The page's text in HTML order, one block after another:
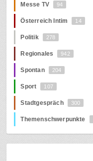
Messe TV 94
Österreich Intim 14
Politik 278
Regionales 942
Spontan 204
Sport 107
Stadtgespräch 300
Themenschwerpunkte